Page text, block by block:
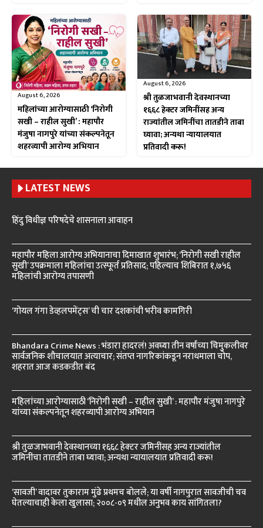
August 6, 2026
महिलांच्या आरोग्यासाठी ‘निरोगी
सखी – राहील सुखी’ : महापौर
मंजुषा नागपुरे यांच्या संकल्पनेतून
शहरव्यापी आरोग्य अभियान
August 6, 2026
श्री तुळजाभवानी देवस्थानच्या
१६६८ हेक्टर जमिनींसह अन्य
राज्यांतील जमिनींचा तातडीने ताबा
घ्यावा; अन्यथा न्यायालयात
प्रतिवादी करू!
LATEST NEWS
हिंदु विधीज्ञ परिषदेचे शासनाला आवाहन
महापौर महिला आरोग्य अभियानाचा दिमाखात शुभारंभ; ‘निरोगी सखी राहील
सुखी’ उपक्रमाला महिलांचा उत्स्फूर्त प्रतिसाद; पहिल्याच शिबिरात १,७५६
महिलांची आरोग्य तपासणी
‘गोयल गंगा डेव्हलपमेंट्स’ ची चार दशकांची भरीव कामगिरी
Bhandara Crime News : भंडारा हादरलं! अवघ्या तीन वर्षांच्या चिमुकलीवर
सार्वजनिक शौचालयात अत्याचार; संतप्त नागरिकांकडून नराधमाला चोप,
शहरात आज कडकडीत बंद
महिलांच्या आरोग्यासाठी ‘निरोगी सखी – राहील सुखी’ : महापौर मंजुषा नागपुरे
यांच्या संकल्पनेतून शहरव्यापी आरोग्य अभियान
श्री तुळजाभवानी देवस्थानच्या १६६८ हेक्टर जमिनींसह अन्य राज्यांतील
जमिनींचा तातडीने ताबा घ्यावा; अन्यथा न्यायालयात प्रतिवादी करू!
‘सावजी’ वादावर तुकाराम मुंढे प्रथमच बोलले; या वर्षी नागपुरात सावजीची चव
घेतल्याचाही केला खुलासा; २००८-०९ मधील अनुभव काय सांगितला?